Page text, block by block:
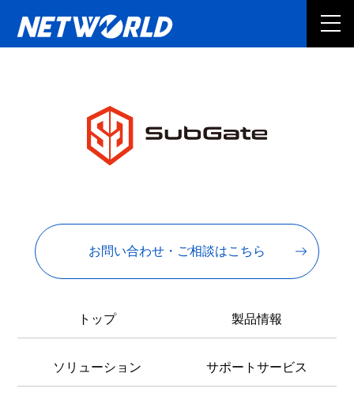
お問い合わせ・ご相談はこちら
トップ 製品情報
ソリューション サポートサービス